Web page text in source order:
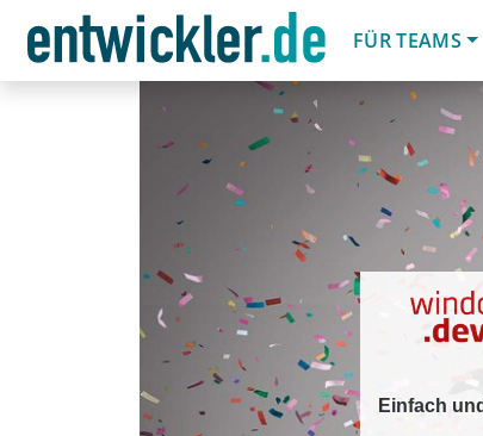
FÜR TEAMS
Einfach